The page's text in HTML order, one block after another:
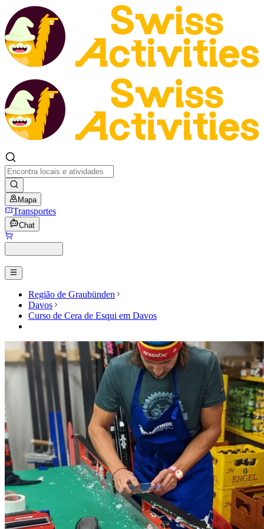
Mapa
Transportes
Chat
Região de Graubünden
Davos
Curso de Cera de Esqui em Davos